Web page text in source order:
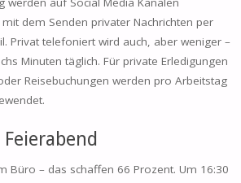
dem Senden privater Nachrichten per
Privat telefoniert wird auch, aber weniger –
Minuten täglich. Für private Erledigungen
Reisebuchungen werden pro Arbeitstag
Büro – das schaffen 66 Prozent. Um 16:30